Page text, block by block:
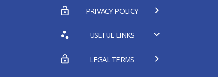
PRIVACY POLICY
USEFUL LINKS
LEGAL TERMS